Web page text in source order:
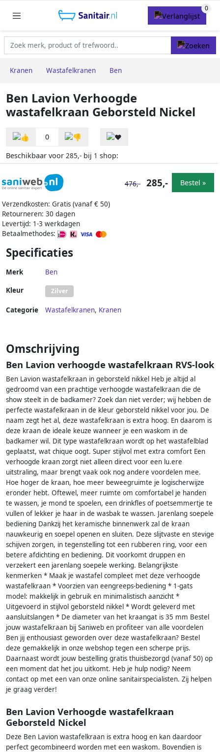
Kranen Wastafelkranen Ben
Ben Lavion Verhoogde
wastafelkraan Geborsteld Nickel
0
Beschikbaar voor 285,- bij 1 shop:
Verzendkosten: Gratis (vanaf € 50)
Retourneren: 30 dagen
Levertijd: 1-3 werkdagen
Betaalmethodes:
476,- 285,- Bestel »
Specificaties
Merk Ben
Kleur Zilver
Categorie Wastafelkranen, Kranen
Omschrijving
Ben Lavion verhoogde wastafelkraan RVS-look
Ben Lavion wastafelkraan in geborsteld nikkel Heb je altijd al
gedroomd van een prachtige verhoogde wastafelkraan die de
show steelt in de badkamer? Zoek dan niet verder; wij hebben de
perfecte wastafelkraan in de kleur geborsteld nikkel voor jou. De
naam zegt het al, deze wastafelkraan is extra hoog. En daarom is
deze kraan de ideale keuze wanneer je een waskom in de
badkamer wil. Dit type wastafelkraan wordt op het wastafelblad
geplaatst, wat chique oogt. Super stijlvol met extra comfort Een
verhoogde kraan zorgt niet alleen direct voor een lu.ere
uitstraling, maar brengt vaak ook nog andere voordelen mee.
Hoe hoger de kraan, hoe meer beweegruimte je logischerwijze
eronder hebt. Oftewel, meer ruimte om comfortabel je handen
te wassen, je mond te spoelen, een drinkfles of poetsemmertje te
vullen of lekker je haar in de wasbak te wassen. Jarenlang soepele
bediening Dankzij het keramische binnenwerk zal de kraan
nauwkeurig en soepel openen en sluiten. Deze slijtvaste en stevige
schijven zorgen, in tegenstelling tot een rubberen ring, voor een
betere afdichting en bediening. Dit voorkomt druppen en
verzekert een jarenlang soepele werking. Belangrijkste
kenmerken * Maak je wastafel compleet met deze verhoogde
wastafelkraan * Voorzien van eengreeps-bediening * 1-gats
model: makkelijk in gebruik en minimalistisch aanzicht *
Uitgevoerd in stijlvol geborsteld nikkel * Wordt geleverd met
aansluitslangen * De diameter van het kraangat is 35 mm Bestel
jouw wastafelkraan bij Saniweb en profiteer van alle voordelen
Ben jij enthousiast geworden over deze wastafelkraan? Bestel
deze gemakkelijk in onze webshop tegen een scherpe prijs.
Daarnaast wordt jouw bestelling gratis thuisbezorgd (vanaf 50) op
een moment dat het jou uitkomt. Heb je hulp nodig? Neem
contact op met een van onze online sanitairspecialisten. Zij helpen
je graag verder!
Ben Lavion Verhoogde wastafelkraan
Geborsteld Nickel
Deze Ben Lavion wastafelkraan is extra hoog en kan daardoor
perfect gecombineerd worden met een waskom. Bovendien is